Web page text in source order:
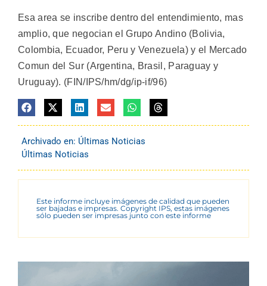
Esa area se inscribe dentro del entendimiento, mas
amplio, que negocian el Grupo Andino (Bolivia,
Colombia, Ecuador, Peru y Venezuela) y el Mercado
Comun del Sur (Argentina, Brasil, Paraguay y
Uruguay). (FIN/IPS/hm/dg/ip-if/96)
Archivado en: Últimas Noticias
Últimas Noticias
Este informe incluye imágenes de calidad que pueden
ser bajadas e impresas. Copyright IPS, estas imágenes
sólo pueden ser impresas junto con este informe